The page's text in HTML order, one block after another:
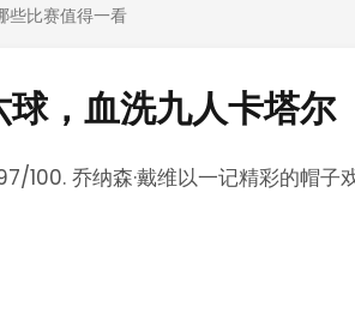
些比赛值得一看
，血洗九人卡塔尔
100. 乔纳森·戴维以一记精彩的帽子